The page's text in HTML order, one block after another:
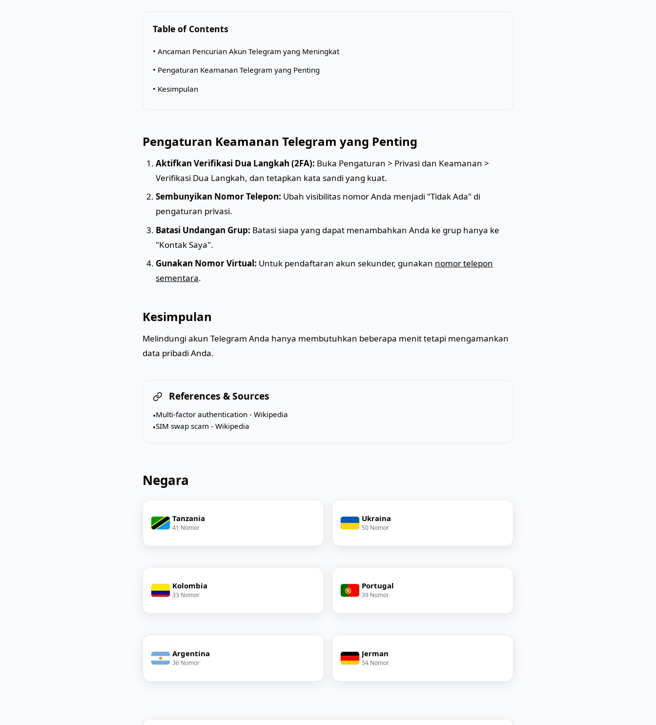
Table of Contents
• Ancaman Pencurian Akun Telegram yang Meningkat
• Pengaturan Keamanan Telegram yang Penting
• Kesimpulan
Pengaturan Keamanan Telegram yang Penting
Aktifkan Verifikasi Dua Langkah (2FA): Buka Pengaturan > Privasi dan Keamanan >
Verifikasi Dua Langkah, dan tetapkan kata sandi yang kuat.
Sembunyikan Nomor Telepon: Ubah visibilitas nomor Anda menjadi "Tidak Ada" di
pengaturan privasi.
Batasi Undangan Grup: Batasi siapa yang dapat menambahkan Anda ke grup hanya ke
"Kontak Saya".
Gunakan Nomor Virtual: Untuk pendaftaran akun sekunder, gunakan nomor telepon
sementara.
Kesimpulan
Melindungi akun Telegram Anda hanya membutuhkan beberapa menit tetapi mengamankan
data pribadi Anda.
References & Sources
•Multi-factor authentication - Wikipedia
•SIM swap scam - Wikipedia
Negara
Tanzania
41 Nomor
Ukraina
50 Nomor
Kolombia
33 Nomor
Portugal
39 Nomor
Argentina
36 Nomor
Jerman
34 Nomor